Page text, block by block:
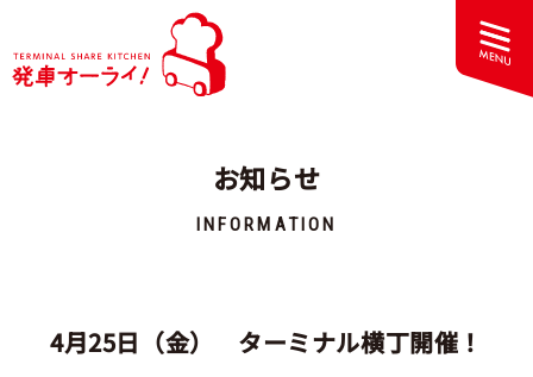
お知らせ
INFORMATION
4月25日（金） ターミナル横丁開催！